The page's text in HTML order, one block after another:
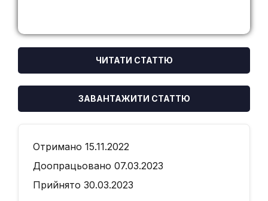
ЧИТАТИ СТАТТЮ
ЗАВАНТАЖИТИ СТАТТЮ
Отримано 15.11.2022
Доопрацьовано 07.03.2023
Прийнято 30.03.2023